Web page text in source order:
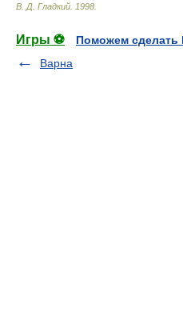
В. Д. Гладкий 1998
Игры ⚽
Поможем сделать
Варна